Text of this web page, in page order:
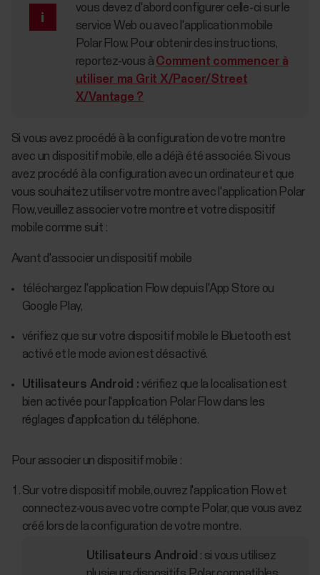
vous devez d'abord configurer celle-ci sur le
service Web ou avec l'application mobile
Polar Flow. Pour obtenir des instructions,
reportez-vous à Comment commencer à
utiliser ma Grit X/Pacer/Street
X/Vantage ?
Si vous avez procédé à la configuration de votre montre
avec un dispositif mobile, elle a déjà été associée. Si vous
avez procédé à la configuration avec un ordinateur et que
vous souhaitez utiliser votre montre avec l'application Polar
Flow, veuillez associer votre montre et votre dispositif
mobile comme suit :
Avant d'associer un dispositif mobile
téléchargez l'application Flow depuis l'App Store ou
Google Play,
vérifiez que sur votre dispositif mobile le Bluetooth est
activé et le mode avion est désactivé.
Utilisateurs Android : vérifiez que la localisation est
bien activée pour l'application Polar Flow dans les
réglages d'application du téléphone.
Pour associer un dispositif mobile :
Sur votre dispositif mobile, ouvrez l'application Flow et
connectez-vous avec votre compte Polar, que vous avez
créé lors de la configuration de votre montre.
Utilisateurs Android : si vous utilisez